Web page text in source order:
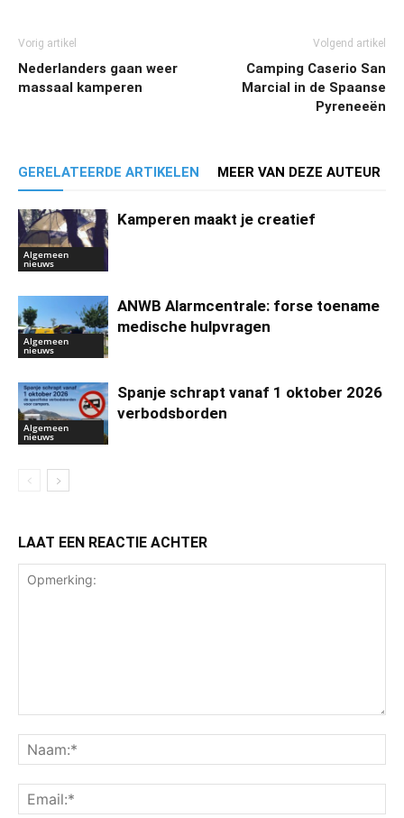
Vorig artikel
Nederlanders gaan weer
massaal kamperen
Volgend artikel
Camping Caserio San
Marcial in de Spaanse
Pyreneeën
GERELATEERDE ARTIKELEN MEER VAN DEZE AUTEUR
Algemeen
nieuws
Kamperen maakt je creatief
Algemeen
nieuws
ANWB Alarmcentrale: forse toename
medische hulpvragen
Algemeen
nieuws
Spanje schrapt vanaf 1 oktober 2026
verbodsborden
LAAT EEN REACTIE ACHTER